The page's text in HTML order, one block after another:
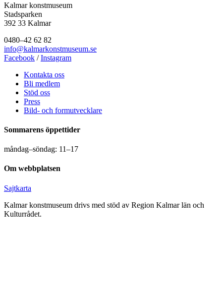
Kalmar konstmuseum
Stadsparken
392 33 Kalmar
0480–42 62 82
info@kalmarkonstmuseum.se
Facebook /Instagram
Kontakta oss
Bli medlem
Stöd oss
Press
Bild- och formutvecklare
Sommarens öppettider
måndag–söndag: 11–17
Om webbplatsen
Sajtkarta
Kalmar konstmuseum drivs med stöd av Region Kalmar län och
Kulturrådet.